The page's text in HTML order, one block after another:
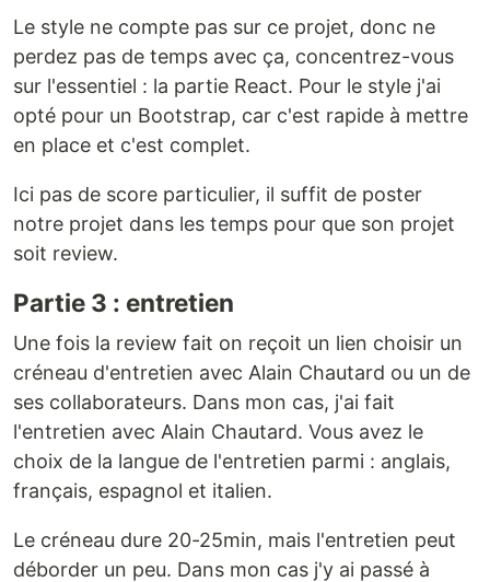
Le style ne compte pas sur ce projet, donc ne
perdez pas de temps avec ça, concentrez-vous
sur l'essentiel : la partie React. Pour le style j'ai
opté pour un Bootstrap, car c'est rapide à mettre
en place et c'est complet.
Ici pas de score particulier, il suffit de poster
notre projet dans les temps pour que son projet
soit review.
Partie 3 : entretien
Une fois la review fait on reçoit un lien choisir un
créneau d'entretien avec Alain Chautard ou un de
ses collaborateurs. Dans mon cas, j'ai fait
l'entretien avec Alain Chautard. Vous avez le
choix de la langue de l'entretien parmi : anglais,
français, espagnol et italien.
Le créneau dure 20-25min, mais l'entretien peut
déborder un peu. Dans mon cas j'y ai passé à